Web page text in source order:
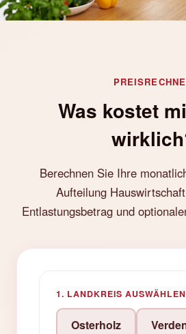
Was kostet
Berechnen Sie Ihre
Aufteilung
Entlastungsbetrag und
1. LANDKREIS AUSWÄHLEN
Osterholz